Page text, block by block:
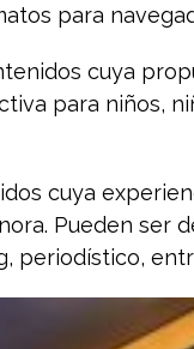
para
cuya
para niños,
cuya
Pueden ser
periodístico,